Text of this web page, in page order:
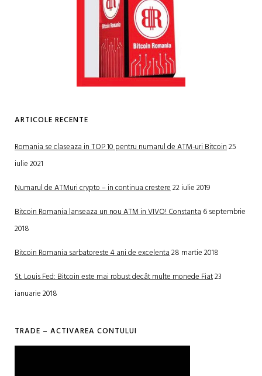
ARTICOLE RECENTE
Romania se claseaza in TOP 10 pentru numarul de ATM-uri Bitcoin25
iulie 2021
Numarul de ATMuri crypto – in continua crestere22 iulie 2019
Bitcoin Romania lanseaza un nou ATM in VIVO! Constanta6 septembrie
2018
Bitcoin Romania sarbatoreste 4 ani de excelenta28 martie 2018
St. Louis Fed: Bitcoin este mai robust decât multe monede Fiat23
ianuarie 2018
TRADE – ACTIVAREA CONTULUI